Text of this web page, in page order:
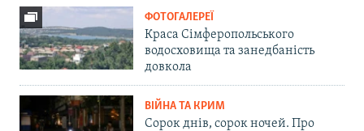
ФОТОГАЛЕРЕЇ
Краса Сімферопольського
водосховища та занедбаність
довкола
ВІЙНА ТА КРИМ
Сорок днів, сорок ночей. Про